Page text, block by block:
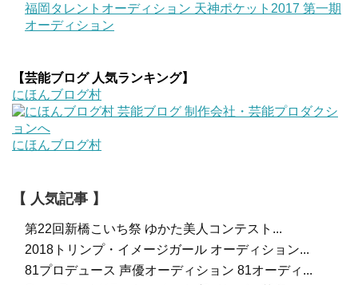
福岡タレントオーディション 天神ポケット2017 第一期
オーディション
【芸能ブログ 人気ランキング】
にほんブログ村
にほんブログ村
【 人気記事 】
第22回新橋こいち祭 ゆかた美人コンテスト...
2018トリンプ・イメージガール オーディション...
81プロデュース 声優オーディション 81オーディ...